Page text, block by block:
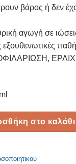
βάρος ή δεν
αγωγή σε
εξουθενωτικές
στο καλάθι